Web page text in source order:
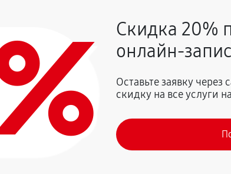
RTX 2060 SUPER GAMING X 260 руб
2060 SUPER GAMING X
Скидка 20%
онлайн-
Оставьте заявку
скидку на все услуги